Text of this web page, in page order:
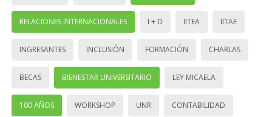
RELACIONES INTERNACIONALES I + D IITEA IITAE
INGRESANTES INCLUSIÓN FORMACIÓN CHARLAS
BECAS BIENESTAR UNIVERSITARIO LEY MICAELA
100 AÑOS WORKSHOP UNR CONTABILIDAD